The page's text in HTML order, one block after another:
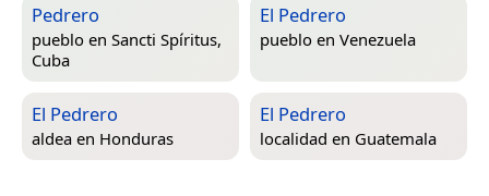
Pedrero
pueblo en Sancti Spíritus,
Cuba
El Pedrero
pueblo en Venezuela
El Pedrero
aldea en Honduras
El Pedrero
localidad en Guatemala